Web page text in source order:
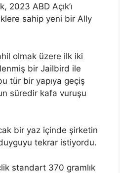
ABD Açık’ı
sahip yeni bir Ally
olmak üzere ilk iki
bir Jailbird ile
tür bir yapıya geçiş
süredir kafa vuruşu
bir yaz içinde şirketin
tekrar istiyordu.
standart 370 gramlık